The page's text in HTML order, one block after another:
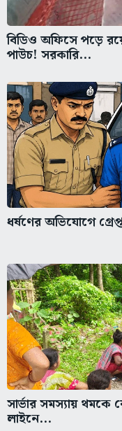
বিডিও অফিসে পড়ে
পাউচ! সরকারি...
ধর্ষণের অভিযোগে
সার্ভার সমস্যায় থমকে
লাইনে...